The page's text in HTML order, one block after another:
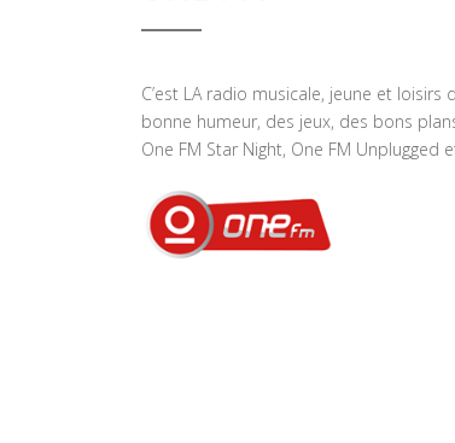
C’est LA radio musicale, jeune et
bonne humeur, des jeux, des bons
One FM Star Night, One FM Unplugged